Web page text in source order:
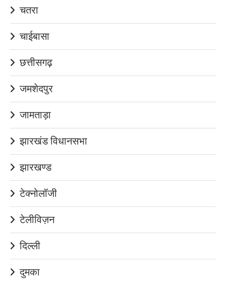
चतरा
चाईबासा
छत्तीसगढ़
जमशेदपुर
जामताड़ा
झारखंड विधानसभा
झारखण्ड
टेक्नोलॉजी
टेलीविज़न
दिल्ली
दुमका